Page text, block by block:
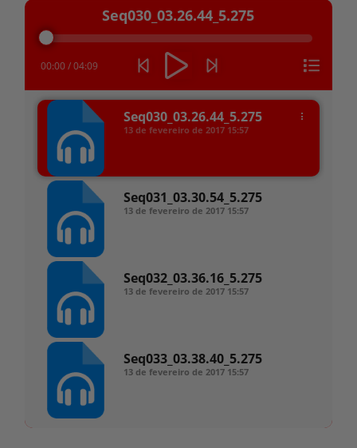
Tocador
áudio
Seq030_03.26.44_5.275
00:00 /04:09
Seq030_03.26.44_5.275
13 de fevereiro de 2017 15:57
Seq031_03.30.54_5.275
13 de fevereiro de 2017 15:57
Seq032_03.36.16_5.275
13 de fevereiro de 2017 15:57
Seq033_03.38.40_5.275
13 de fevereiro de 2017 15:57